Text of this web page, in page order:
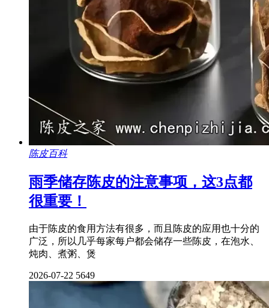
陈皮百科
雨季储存陈皮的注意事项，这3点都
很重要！
由于陈皮的食用方法有很多，而且陈皮的应用也十分的
广泛，所以几乎每家每户都会储存一些陈皮，在泡水、
炖肉、煮粥、煲
2026-07-22 5649